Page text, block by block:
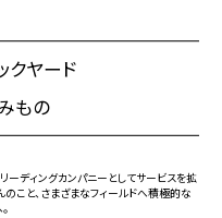
クヤード
もの
ーディングカンパニーとしてサービスを拡
こと、さまざまなフィールドへ積極的な